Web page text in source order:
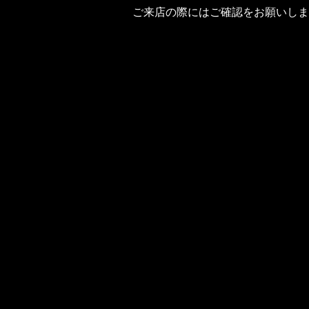
ご来店の際にはご確認をお願いし